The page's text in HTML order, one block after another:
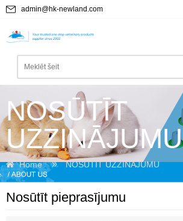
admin@hk-newland.com
NOSŪTĪT
UZZINĀJUMU
Home NOSŪTĪT UZZINĀJUMU
Nosūtīt pieprasījumu